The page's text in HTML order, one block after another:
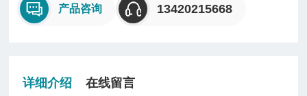
产品咨询 13420215668
详细介绍 在线留言